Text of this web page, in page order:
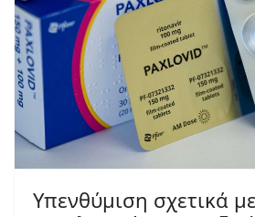
Yπενθύμιση σχετικά